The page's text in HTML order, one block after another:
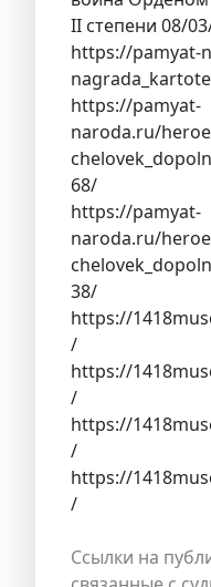
II степени 08/
https://pamyat-
https://pamyat-
naroda.ru/
68/
https://pamyat-
naroda.ru/
38/
https://
/
https://
/
https://
/
https://
/
Ссылки на